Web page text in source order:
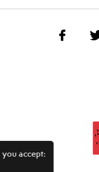
accept: